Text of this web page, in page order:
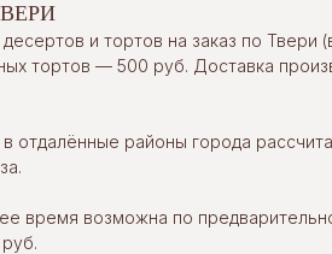
и тортов на заказ по Твери
тортов — 500 руб. Доставка
в отдалённые районы города
время возможна по
О КОНДИТЕРСКОЙ
Акция «Торт за час»‎